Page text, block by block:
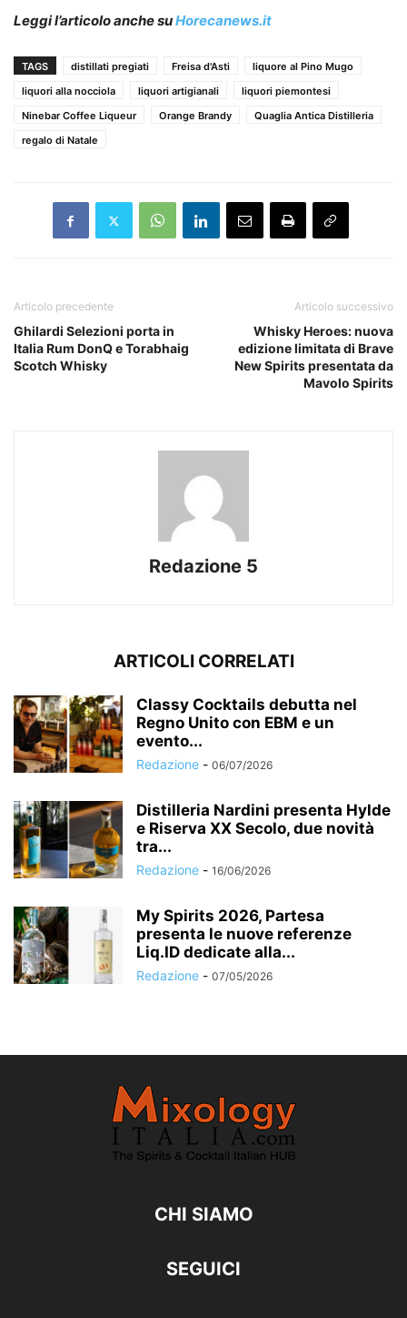
Leggi l’articolo anche suHorecanews.it
TAGS distillati pregiati Freisa d'Asti
liquore al Pino Mugo
liquori alla nocciola
liquori artigianali
liquori piemontesi
Ninebar Coffee Liqueur
Orange Brandy
Quaglia Antica Distilleria
regalo di Natale
Articolo precedente
Ghilardi Selezioni porta in
Italia Rum DonQ e Torabhaig
Scotch Whisky
Articolo successivo
Whisky Heroes: nuova
edizione limitata di Brave
New Spirits presentata da
Mavolo Spirits
Redazione 5
ARTICOLI CORRELATI
Classy Cocktails debutta nel
Regno Unito con EBM e un
evento...
Redazione - 06/07/2026
Distilleria Nardini presenta Hylde
e Riserva XX Secolo, due novità
tra...
Redazione - 16/06/2026
My Spirits 2026, Partesa
presenta le nuove referenze
Liq.ID dedicate alla...
Redazione - 07/05/2026
CHI SIAMO
SEGUICI